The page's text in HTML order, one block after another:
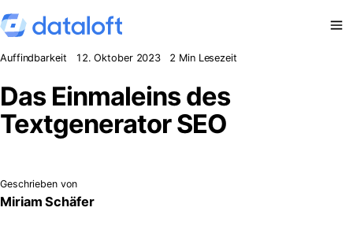
Zum Inhalt springen
Auffindbarkeit 12. Oktober 2023 2 Min Lesezeit
Das Einmaleins des
Textgenerator SEO
Geschrieben von
Miriam Schäfer